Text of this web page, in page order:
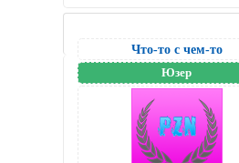
Что-то с чем-то
Юзер